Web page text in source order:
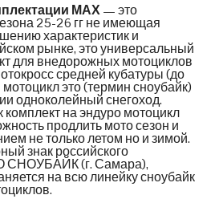
МАХ— это
25-26 гг не имеющая
характеристик и
рынке, это универсальный
для внедорожных мотоциклов
средней кубатуры (до
это (термин сноубайк)
одноколейный снегоход.
комплект на эндуро мотоцикл
продлить мото сезон и
не только летом но и зимой.
знак российского
СНОУБАЙК (г. Самара),
на всю линейку сноубайк